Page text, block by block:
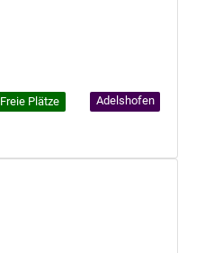
Freie Plätze Adelshofen